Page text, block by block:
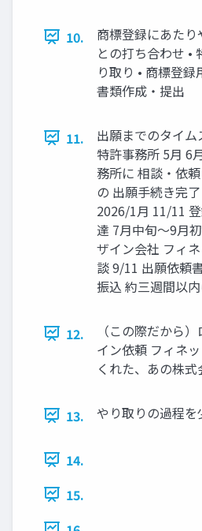
10.
商標登録にあた
との打ち合わせ •
り取り • 商標登
書類作成・提出
11.
出願までのタイム
特許事務所 5月 6
務所に 相談・依
の 出願手続き完
2026/1月 11/11
達 7月中旬～9月
ザイン会社 フィ
談 9/11 出願依頼
振込 約三週間以
12.
（この際だから
イン依頼 フィネ
くれた、あの株式
13. やり取りの過程
14.
15.